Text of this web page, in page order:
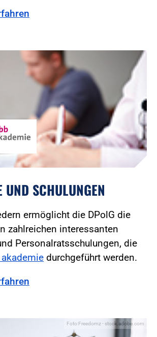
UND SCHULUNGEN
ermöglicht die DPolG die
zahlreichen interessanten
Personalratsschulungen, die
durchgeführt werden.
Foto:Freedomz - stock.adobe.com